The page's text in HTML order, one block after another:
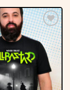
Adicionar
à lista de
desejos